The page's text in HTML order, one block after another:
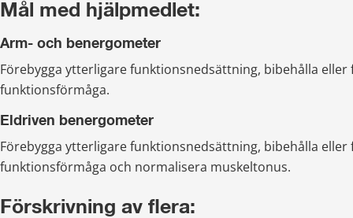
Mål med hjälpmedlet:
Arm- och benergometer
Förebygga ytterligare funktionsnedsättning, bibehålla
funktionsförmåga.
Eldriven benergometer
Förebygga ytterligare funktionsnedsättning, bibehålla
funktionsförmåga och normalisera muskeltonus.
Förskrivning av flera: